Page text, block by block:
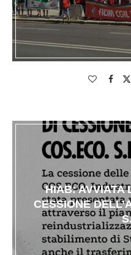
HIAB: AVVIATA
CESSIONE